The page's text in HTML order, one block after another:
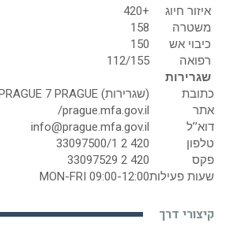
איזור חיוג
+420
משטרה
158
כיבוי אש
150
רפואה
112/155
שגרירות
כתובת
(שגרירות) BADENIHO 2 17000 PRAGUE 7 PRAGUE
אתר
prague.mfa.gov.il/
דוא’’ל
info@prague.mfa.gov.il
טלפון
420 2 33097500/1
פקס
420 2 33097529
שעות פעילותMON-FRI 09:00-12:00
קיצורי דרך